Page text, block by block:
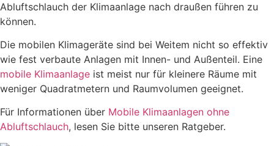
Abluftschlauch der Klimaanlage nach draußen führen zu
können.
Die mobilen Klimageräte sind bei Weitem nicht so effektiv
wie fest verbaute Anlagen mit Innen- und Außenteil. Eine
mobile Klimaanlage ist meist nur für kleinere Räume mit
weniger Quadratmetern und Raumvolumen geeignet.
Für Informationen über Mobile Klimaanlagen ohne
Abluftschlauch, lesen Sie bitte unseren Ratgeber.